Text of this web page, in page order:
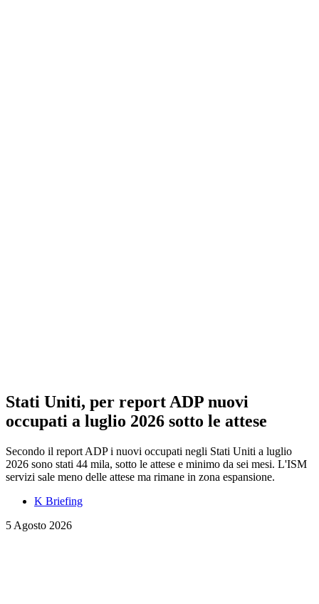
Stati Uniti, per report ADP nuovi
occupati a luglio 2026 sotto le attese
Secondo il report ADP i nuovi occupati negli Stati Uniti a luglio
2026 sono stati 44 mila, sotto le attese e minimo da sei mesi. L'ISM
servizi sale meno delle attese ma rimane in zona espansione.
K Briefing
5 Agosto 2026